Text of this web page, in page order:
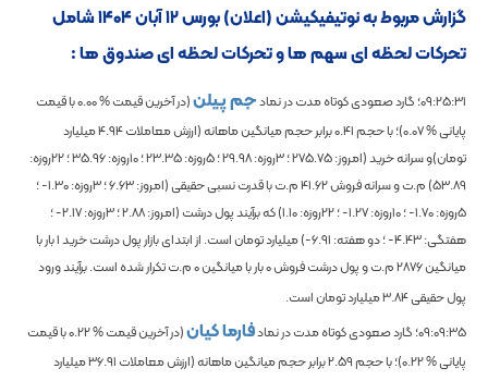
گزارش مربوط به نوتیفیکیشن (اعلان) بورس ۱۲ آبان ۱۴۰۴ شامل
تحرکات لحظه ای سهم ها و تحرکات لحظه ای صندوق ها :
09:25:31؛ گارد صعودی کوتاه مدت در نمادجم پیلن(در آخرین قیمت %0.00با قیمت
پایانی %0.07)؛با حجم0.41برابر حجم میانگین ماهانه(ارزش معاملات4.94میلیارد
تومان)و سرانه خرید (امروز:275.75؛ 3روزه: 29.98؛ 5روزه: 23.35؛ 10روزه: 35.96؛ 22روزه:
53.89) م.ت و سرانه فروش41.62م.ت با قدرت نسبی حقیقی (امروز:6.63؛ 3روزه: -1.30؛
5روزه:
-1.70؛ 10روزه: -1.27؛ 22روزه: 1.10) که برآیند پول درشت (امروز:2.88؛ 3روزه: -2.17؛
هفتگی:-4.43؛ دو هفته: -6.91) میلیارد تومان است. از ابتدای بازار پول درشت خرید1بار با
میانگین2876م.ت و پول درشت فروش0بار با میانگین0م.ت تکرار شده است. برآیند ورود
پول حقیقی3.84میلیارد تومان است.
09:09:35؛ گارد صعودی کوتاه مدت در نمادفارما کیان(در آخرین قیمت %0.22با قیمت
پایانی %0.22)؛با حجم2.59برابر حجم میانگین ماهانه(ارزش معاملات36.91میلیارد